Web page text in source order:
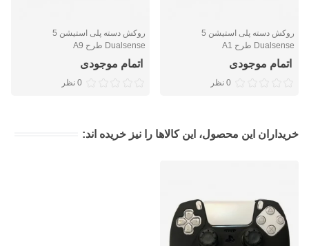
روکش دسته پلی استیشن 5
Dualsense طرح A1
اتمام موجودی
0 نظر
روکش دسته پلی استیشن 5
Dualsense طرح A9
اتمام موجودی
0 نظر
خریداران این محصول، این کالاها را نیز خریده اند: